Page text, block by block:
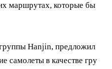
маршрутах, которые бы
Hanjin, предложил
самолеты в качестве гру